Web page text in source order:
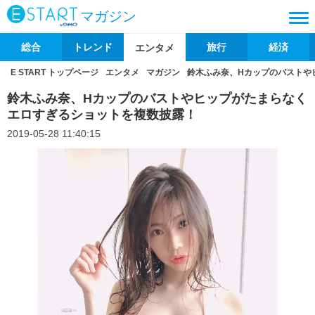
マガジン
総合 トレンド エンタメ 旅行 経済
E START トップページ エンタメ マガジン 鈴木ふみ奈、Hカップのバスト
鈴木ふみ奈、Hカップのバストやヒップがたまらなく
エロすぎるショットを複数披露！
2019-05-28 11:40:15